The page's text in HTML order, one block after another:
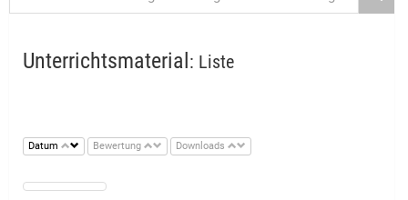
Unterrichtsmaterial : Liste
Datum Bewertung Downloads